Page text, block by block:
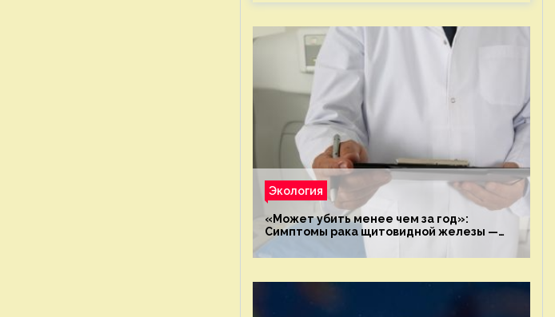
Экология
«Может убить менее чем за год»:
Симптомы рака щитовидной железы —
новости экологии на ECOportal